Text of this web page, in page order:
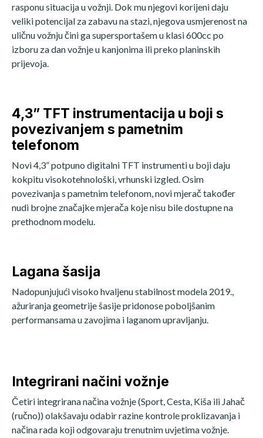
rasponu situacija u vožnji. Dok mu njegovi korijeni daju
veliki potencijal za zabavu na stazi, njegova usmjerenost na
uličnu vožnju čini ga supersportašem u klasi 600cc po
izboru za dan vožnje u kanjonima ili preko planinskih
prijevoja.
4,3” TFT instrumentacija u boji s
povezivanjem s pametnim
telefonom
Novi 4,3” potpuno digitalni TFT instrumenti u boji daju
kokpitu visokotehnološki, vrhunski izgled. Osim
povezivanja s pametnim telefonom, novi mjerač također
nudi brojne značajke mjerača koje nisu bile dostupne na
prethodnom modelu.
Lagana šasija
Nadopunjujući visoko hvaljenu stabilnost modela 2019.,
ažuriranja geometrije šasije pridonose poboljšanim
performansama u zavojima i laganom upravljanju.
Integrirani načini vožnje
Četiri integrirana načina vožnje (Sport, Cesta, Kiša ili Jahač
(ručno)) olakšavaju odabir razine kontrole proklizavanja i
načina rada koji odgovaraju trenutnim uvjetima vožnje.